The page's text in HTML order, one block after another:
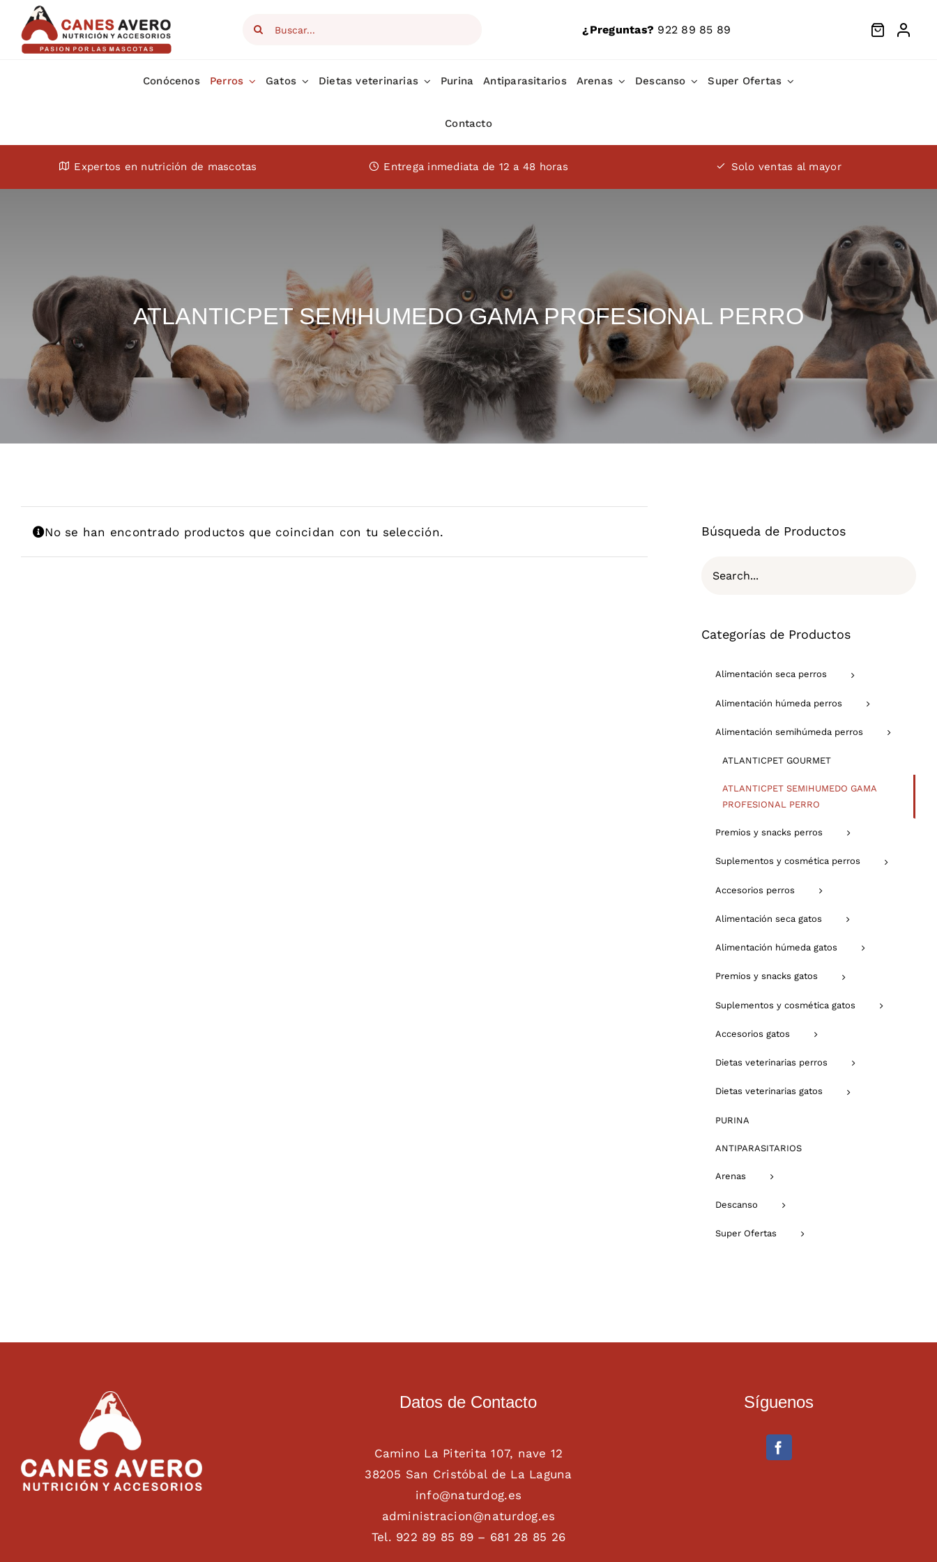
content
Search
¿Preguntas? 922 89 85 89
Conócenos Perros Gatos Dietas veterinarias Purina Antiparasitarios Arenas Descanso Super Ofertas
Contacto
Expertos en nutrición de mascotas Entrega inmediata de 12 a 48 horas Solo ventas al mayor
ATLANTICPET SEMIHUMEDO GAMA PROFESIONAL PERRO
No se han encontrado productos que coincidan con tu selección. Búsqueda de Productos
Categorías de Productos
Alimentación seca perros
Alimentación húmeda perros
Alimentación semihúmeda perros
ATLANTICPET GOURMET
ATLANTICPET SEMIHUMEDO GAMA
PROFESIONAL PERRO
Premios y snacks perros
Suplementos y cosmética perros
Accesorios perros
Alimentación seca gatos
Alimentación húmeda gatos
Premios y snacks gatos
Suplementos y cosmética gatos
Accesorios gatos
Dietas veterinarias perros
Dietas veterinarias gatos
PURINA
ANTIPARASITARIOS
Arenas
Descanso
Super Ofertas
Datos de Contacto
Camino La Piterita 107, nave 12
38205 San Cristóbal de La Laguna
info@naturdog.es
administracion@naturdog.es
Tel. 922 89 85 89 – 681 28 85 26
Síguenos